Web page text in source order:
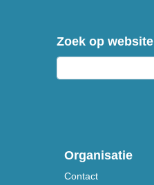
Zoek op website
Organisatie
Contact